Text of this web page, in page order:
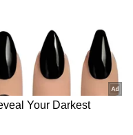
ആയുധ
തുടങ്ങിയ
പറമെ
ഒരാളെ